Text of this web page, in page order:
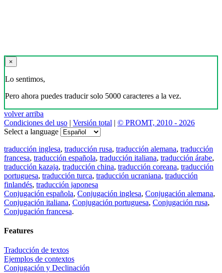
×
Lo sentimos,
Pero ahora puedes traducir solo 5000 caracteres a la vez.
volver arriba
Condiciones del uso | Versión total | © PROMT, 2010 - 2026
Select a language
traducción inglesa, traducción rusa, traducción alemana, traducción
francesa, traducción española, traducción italiana, traducción árabe,
traducción kazaja, traducción china, traducción coreana, traducción
portuguesa, traducción turca, traducción ucraniana, traducción
finlandés, traducción japonesa
Conjugación española, Conjugación inglesa, Conjugación alemana,
Conjugación italiana, Conjugación portuguesa, Conjugación rusa,
Conjugación francesa.
Features
Traducción de textos
Ejemplos de contextos
Conjugación y Declinación